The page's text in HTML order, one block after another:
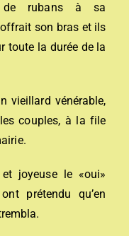
de rubans à sa
son bras et ils
toute la durée de la
vieillard vénérable,
couples, à la file
joyeuse le «oui»
prétendu qu’en